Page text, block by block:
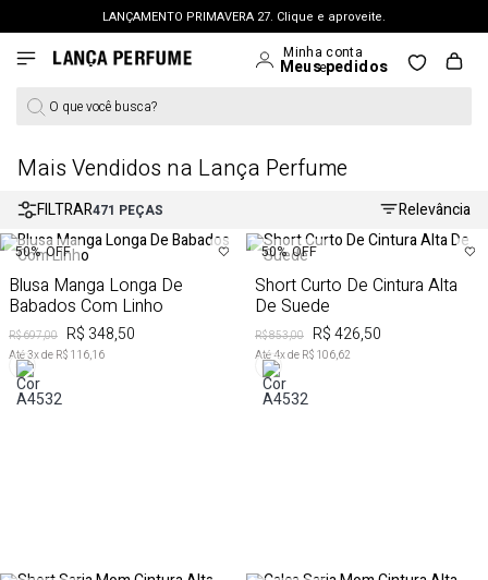
LANÇAMENTO PRIMAVERA 27. Clique e aproveite.
FRETE GRÁTIS | a partir de R$ 699. APROVEITAR >
OUTLET: Até 65% OFF + 15% na 2ª peça. Confira >
O que você busca?
Mais Vendidos na Lança Perfume
FILTRAR471 PEÇAS Relevância
50% OFF
Blusa Manga Longa De
Babados Com Linho
R$ 697,00 R$ 348,50
Até3x de R$ 116,16
50% OFF
Short Curto De Cintura Alta
De Suede
R$ 853,00 R$ 426,50
Até4x de R$ 106,62